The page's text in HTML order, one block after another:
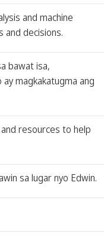
and machine
and decisions.
bawat isa,
magkakatugma ang
resources to help
sa lugar nyo Edwin.